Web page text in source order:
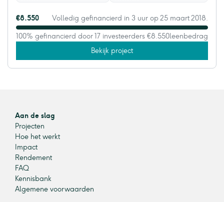
€8.550 Volledig gefinancierd in 3 uur op 25 maart 2018.
100% gefinancierd door 17 investeerders €8.550leenbedrag
Bekijk project
Aan de slag
Projecten
Hoe het werkt
Impact
Rendement
FAQ
Kennisbank
Algemene voorwaarden